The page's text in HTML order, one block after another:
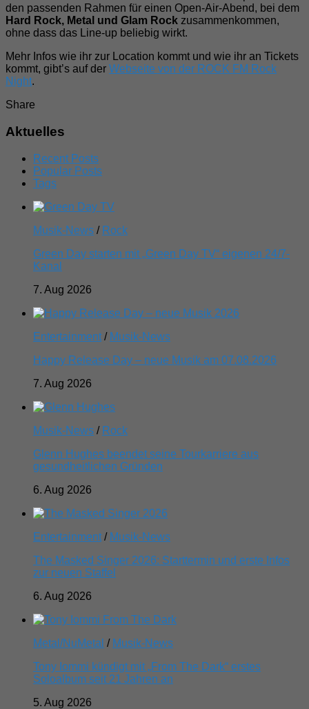
den passenden Rahmen für einen Open-Air-Abend, bei dem
Hard Rock, Metal und Glam Rock zusammenkommen,
ohne dass das Line-up beliebig wirkt.
Mehr Infos wie ihr zur Location kommt und wie ihr an Tickets
kommt, gibt’s auf der Webseite von der ROCK FM Rock
Night.
Share
Aktuelles
Recent Posts
Popular Posts
Tags
Musik-News / Rock
Green Day starten mit „Green Day TV“ eigenen 24/7-
Kanal
7. Aug 2026
Entertainment / Musik-News
Happy Release Day – neue Musik am 07.08.2026
7. Aug 2026
Musik-News / Rock
Glenn Hughes beendet seine Tourkarriere aus
gesundheitlichen Gründen
6. Aug 2026
Entertainment / Musik-News
The Masked Singer 2026: Starttermin und erste Infos
zur neuen Staffel
6. Aug 2026
Metal/NuMetal / Musik-News
Tony Iommi kündigt mit „From The Dark“ erstes
Soloalbum seit 21 Jahren an
5. Aug 2026